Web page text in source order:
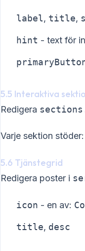
label, title,
hint - text för
5.5 Interaktiva
Redigera
Varje sektion stöder:
5.6 Tjänstegrid
Redigera poster i
icon - en av:
title, desc